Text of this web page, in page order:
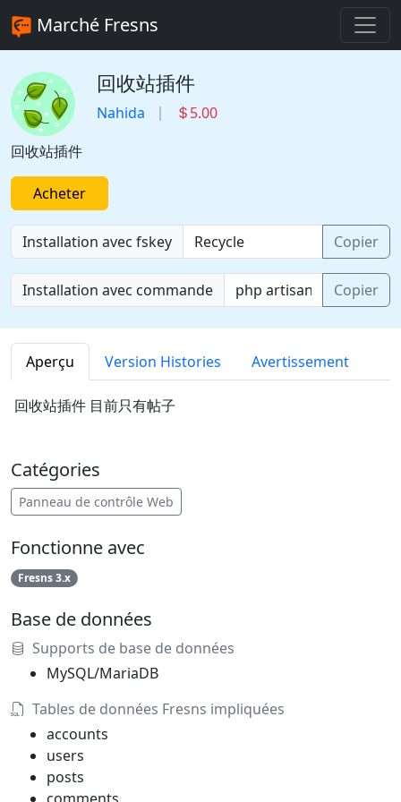
Marché Fresns
回收站插件
Nahida
5.00
回收站插件
Acheter
Installation avec fskey Copier
Installation avec commande Copier
Aperçu Version Histories Avertissement
回收站插件 目前只有帖子
Catégories
Panneau de contrôle Web
Fonctionne avec
Fresns 3.x
Base de données
Supports de base de données
MySQL/MariaDB
Tables de données Fresns impliquées
accounts
users
posts